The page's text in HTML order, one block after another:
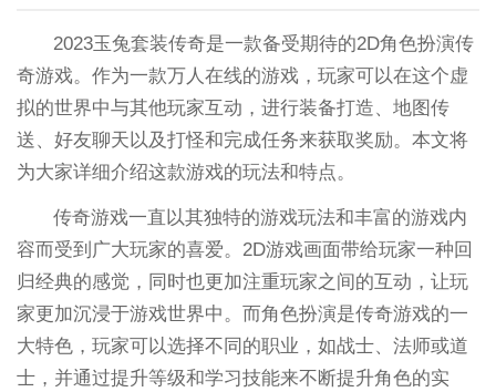
2023玉兔套装传奇是一款备受期待的2D角色扮演传
奇游戏。作为一款万人在线的游戏，玩家可以在这个虚
拟的世界中与其他玩家互动，进行装备打造、地图传
送、好友聊天以及打怪和完成任务来获取奖励。本文将
为大家详细介绍这款游戏的玩法和特点。
传奇游戏一直以其独特的游戏玩法和丰富的游戏内
容而受到广大玩家的喜爱。2D游戏画面带给玩家一种回
归经典的感觉，同时也更加注重玩家之间的互动，让玩
家更加沉浸于游戏世界中。而角色扮演是传奇游戏的一
大特色，玩家可以选择不同的职业，如战士、法师或道
士，并通过提升等级和学习技能来不断提升角色的实